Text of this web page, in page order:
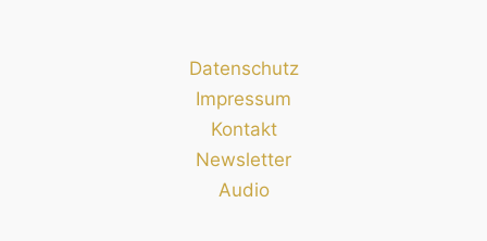
Datenschutz
Impressum
Kontakt
Newsletter
Audio